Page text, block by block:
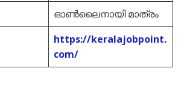
ഓൺലൈനായി മാത്രം
https://keralajobpoint.
com/